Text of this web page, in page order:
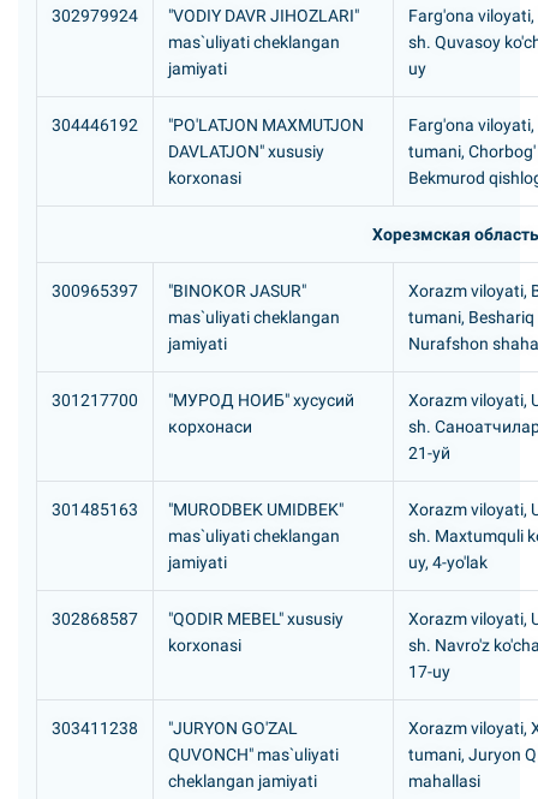
302979924
"VODIY DAVR JIHOZLARI"
mas`uliyati cheklangan
jamiyati
Farg'ona
sh. Quvasoy
uy
304446192
"PO'LATJON MAXMUTJON
DAVLATJON" xususiy
korxonasi
Farg'ona viloyati,
tumani, Chorbog'
Bekmurod
Хорезмская область
300965397
"BINOKOR JASUR"
mas`uliyati cheklangan
jamiyati
Xorazm viloyati,
tumani, Beshariq
Nurafshon
301217700
"МУРОД HОИБ" хусусий
корхонаси
Xorazm viloyati,
sh.
21-уй
301485163
"MURODBEK UMIDBEK"
mas`uliyati cheklangan
jamiyati
Xorazm viloyati,
sh. Maxtumquli
uy, 4-yo'lak
302868587
"QODIR MEBEL" xususiy
korxonasi
Xorazm viloyati,
sh. Navro'z
17-uy
303411238
"JURYON GO'ZAL
QUVONCH" mas`uliyati
cheklangan jamiyati
Xorazm viloyati,
tumani, Juryon
mahallasi